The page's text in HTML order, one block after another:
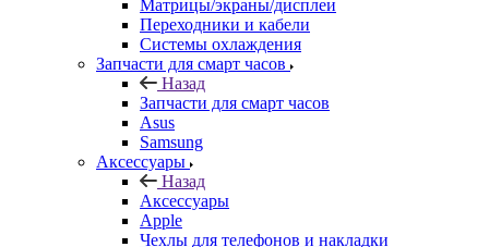
Переходники и кабели
Системы охлаждения
Запчасти для смарт часов
Назад
Запчасти для смарт часов
Asus
Samsung
Аксессуары
Назад
Аксессуары
Apple
Чехлы для телефонов и накладки
Защитные стекла